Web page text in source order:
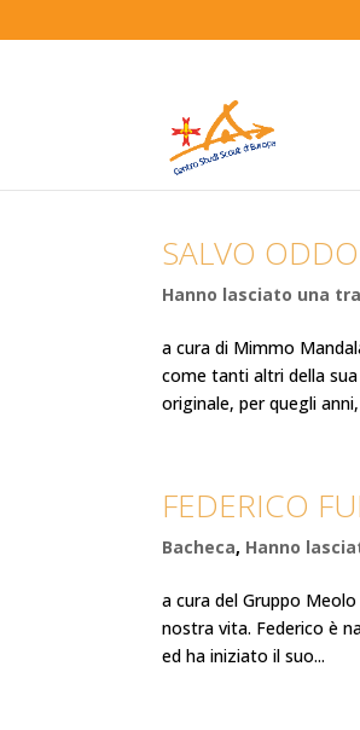
SALVO ODDO
Hanno lasciato una
a cura di Mimmo
come tanti altri della
originale, per quegli anni,
FEDERICO
Bacheca, Hanno
a cura del Gruppo
nostra vita. Federico è
ed ha iniziato il suo...